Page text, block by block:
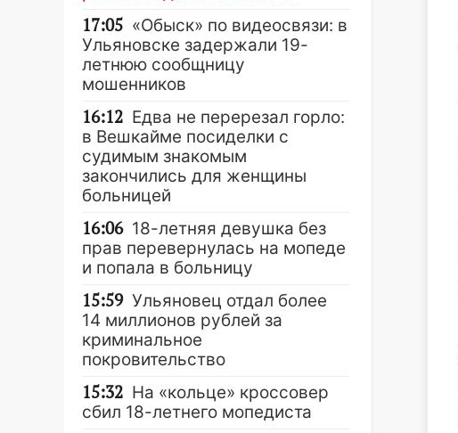
17:05 «Обыск» по видеосвязи: в
Ульяновске задержали 19-
летнюю сообщницу
мошенников
16:12 Едва не перерезал горло:
в Вешкайме посиделки с
судимым знакомым
закончились для женщины
больницей
16:06 18-летняя девушка без
прав перевернулась на мопеде
и попала в больницу
15:59 Ульяновец отдал более
14 миллионов рублей за
криминальное
покровительство
15:32 На «кольце» кроссовер
сбил 18-летнего мопедиста